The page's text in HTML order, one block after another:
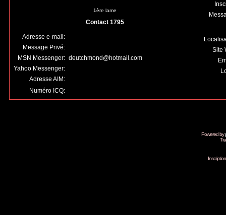
1ère lame
Site
Contact 1795
Adresse e-mail:
Message Privé:
MSN Messenger: deutchmond@hotmail.com
Yahoo Messenger:
Adresse AIM:
Numéro ICQ:
Powered by